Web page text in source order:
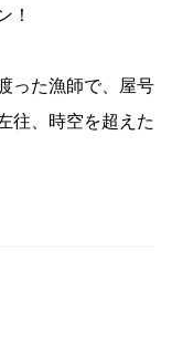
！
った漁師で、屋号
往、時空を超えた